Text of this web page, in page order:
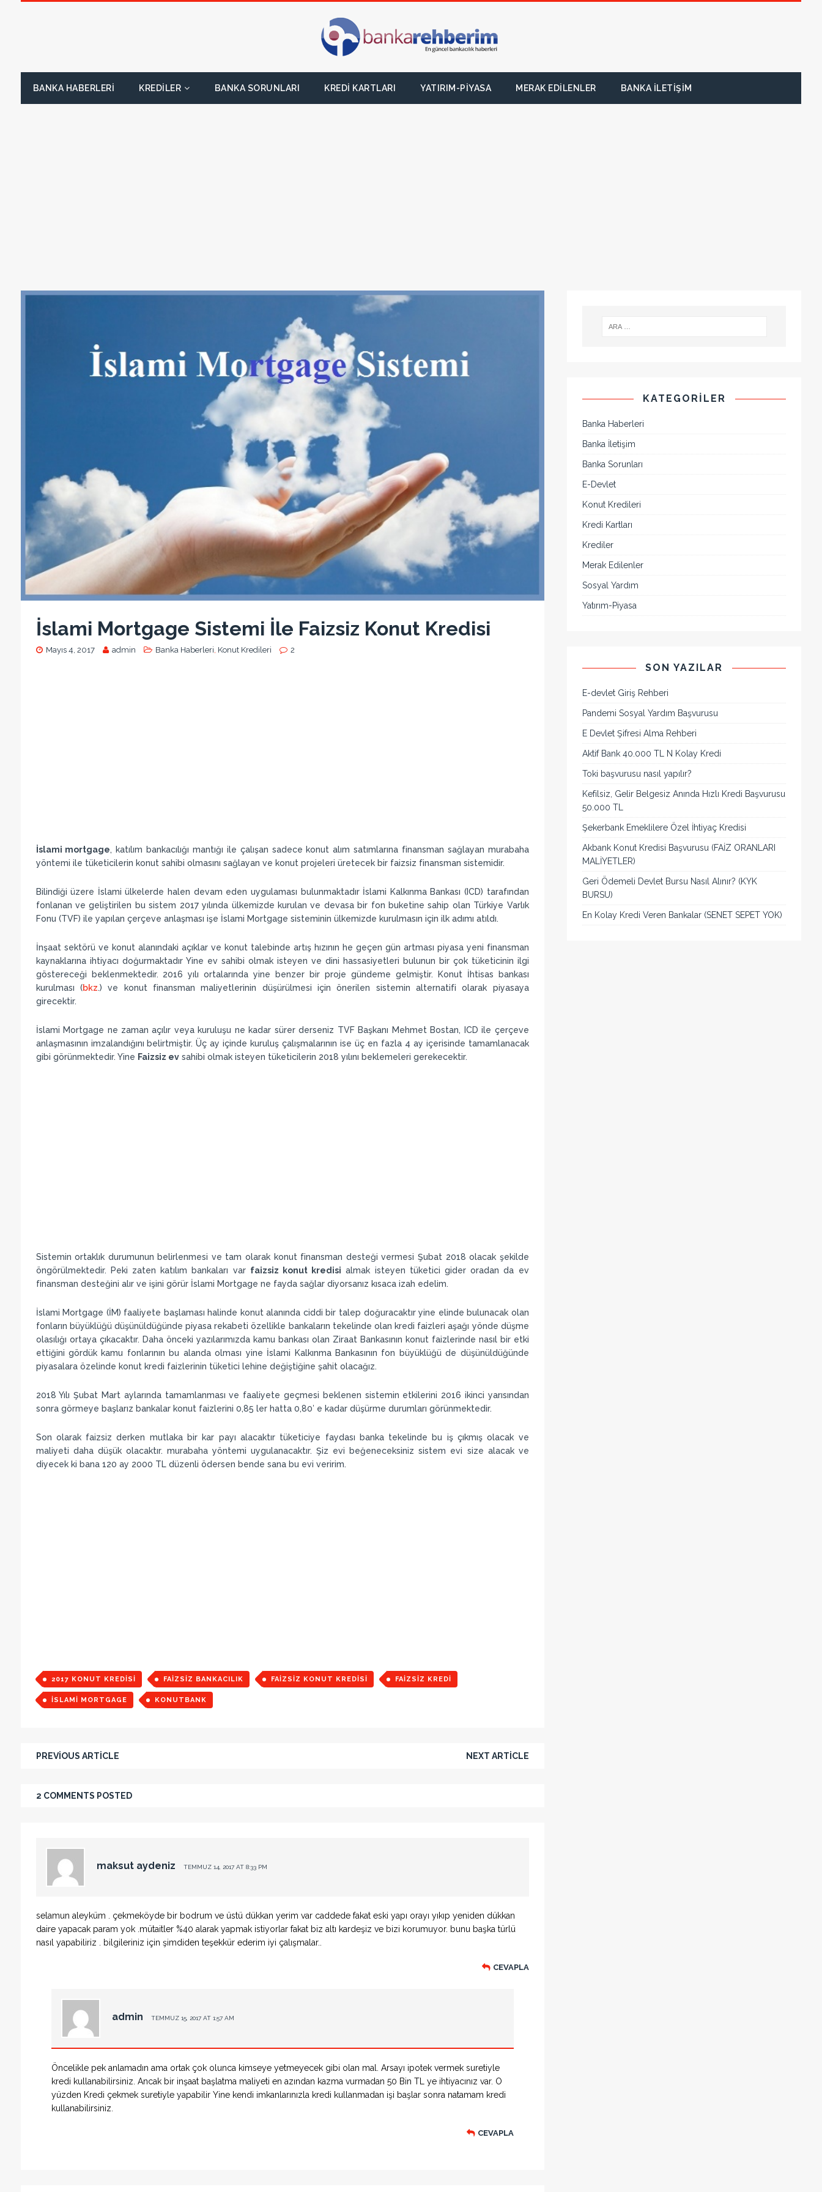
BANKA HABERLERI KREDILER BANKA SORUNLARI KREDI KARTLARI YATIRIM-PIYASA MERAK EDILENLER BANKA İLETIŞIM
İslami Mortgage Sistemi İle Faizsiz Konut Kredisi
Mayıs 4, 2017 admin Banka Haberleri Konut Kredileri 2
İslami mortgage, katılım bankacılığı mantığı ile çalışan sadece konut alım satımlarına finansman sağlayan murabaha
yöntemi ile tüketicilerin konut sahibi olmasını sağlayan ve konut projeleri üretecek bir faizsiz finansman sistemidir.
Bilindiği üzere İslami ülkelerde halen devam eden uygulaması bulunmaktadır İslami Kalkınma Bankası (ICD) tarafından
fonlanan ve geliştirilen bu sistem 2017 yılında ülkemizde kurulan ve devasa bir fon buketine sahip olan Türkiye Varlık
Fonu (TVF) ile yapılan çerçeve anlaşması işe İslami Mortgage sisteminin ülkemizde kurulmasın için ilk adımı atıldı.
İnşaat sektörü ve konut alanındaki açıklar ve konut talebinde artış hızının he geçen gün artması piyasa yeni finansman
kaynaklarına ihtiyacı doğurmaktadır Yine ev sahibi olmak isteyen ve dini hassasiyetleri bulunun bir çok tüketicinin ilgi
göstereceği beklenmektedir. 2016 yılı ortalarında yine benzer bir proje gündeme gelmiştir. Konut İhtisas bankası
kurulması (bkz.) ve konut finansman maliyetlerinin düşürülmesi için önerilen sistemin alternatifi olarak piyasaya
girecektir.
İslami Mortgage ne zaman açılır veya kuruluşu ne kadar sürer derseniz TVF Başkanı Mehmet Bostan, ICD ile çerçeve
anlaşmasının imzalandığını belirtmiştir. Üç ay içinde kuruluş çalışmalarının ise üç en fazla 4 ay içerisinde tamamlanacak
gibi görünmektedir. Yine Faizsiz evsahibi olmak isteyen tüketicilerin 2018 yılını beklemeleri gerekecektir.
Sistemin ortaklık durumunun belirlenmesi ve tam olarak konut finansman desteği vermesi Şubat 2018 olacak şekilde
öngörülmektedir. Peki zaten katılım bankaları var faizsiz konut kredisi almak isteyen tüketici gider oradan da ev
finansman desteğini alır ve işini görür İslami Mortgage ne fayda sağlar diyorsanız kısaca izah edelim.
İslami Mortgage (İM) faaliyete başlaması halinde konut alanında ciddi bir talep doğuracaktır yine elinde bulunacak olan
fonların büyüklüğü düşünüldüğünde piyasa rekabeti özellikle bankaların tekelinde olan kredi faizleri aşağı yönde düşme
olasılığı ortaya çıkacaktır. Daha önceki yazılarımızda kamu bankası olan Ziraat Bankasının konut faizlerinde nasıl bir etki
ettiğini gördük kamu fonlarının bu alanda olması yine İslami Kalkınma Bankasının fon büyüklüğü de düşünüldüğünde
piyasalara özelinde konut kredi faizlerinin tüketici lehine değiştiğine şahit olacağız.
2018 Yılı Şubat Mart aylarında tamamlanması ve faaliyete geçmesi beklenen sistemin etkilerini 2016 ikinci yarısından
sonra görmeye başlarız bankalar konut faizlerini 0,85 ler hatta 0,80′ e kadar düşürme durumları görünmektedir.
Son olarak faizsiz derken mutlaka bir kar payı alacaktır tüketiciye faydası banka tekelinde bu iş çıkmış olacak ve
maliyeti daha düşük olacaktır. murabaha yöntemi uygulanacaktır. Şiz evi beğeneceksiniz sistem evi size alacak ve
diyecek ki bana 120 ay 2000 TL düzenli ödersen bende sana bu evi veririm.
2017 KONUT KREDISI FAIZSIZ BANKACILIK FAIZSIZ KONUT KREDISI FAIZSIZ KREDI
ISLAMI MORTGAGE KONUTBANK
PREVIOUS ARTICLE NEXT ARTICLE
2 COMMENTS POSTED
maksut aydeniz TEMMUZ 14, 2017 AT 8:33 PM
selamun aleyküm . çekmeköyde bir bodrum ve üstü dükkan yerim var caddede fakat eski yapı orayı yıkıp yeniden dükkan
daire yapacak param yok .mütaitler %40 alarak yapmak istiyorlar fakat biz altı kardeşiz ve bizi korumuyor. bunu başka türlü
nasıl yapabiliriz . bilgileriniz için şimdiden teşekkür ederim iyi çalışmalar..
CEVAPLA
admin TEMMUZ 15, 2017 AT 1:57 AM
Öncelikle pek anlamadın ama ortak çok olunca kimseye yetmeyecek gibi olan mal. Arsayı ipotek vermek suretiyle
kredi kullanabilirsiniz. Ancak bir inşaat başlatma maliyeti en azından kazma vurmadan 50 Bin TL ye ihtiyacınız var. O
yüzden Kredi çekmek suretiyle yapabilir Yine kendi imkanlarınızla kredi kullanmadan işi başlar sonra natamam kredi
kullanabilirsiniz.
CEVAPLA
KATEGORILER
Banka Haberleri
Banka İletişim
Banka Sorunları
E-Devlet
Konut Kredileri
Kredi Kartları
Krediler
Merak Edilenler
Sosyal Yardım
Yatırım-Piyasa
SON YAZILAR
E-devlet Giriş Rehberi
Pandemi Sosyal Yardım Başvurusu
E Devlet Şifresi Alma Rehberi
Aktif Bank 40.000 TL N Kolay Kredi
Toki başvurusu nasıl yapılır?
Kefilsiz, Gelir Belgesiz Anında Hızlı Kredi Başvurusu
50.000 TL
Şekerbank Emeklilere Özel İhtiyaç Kredisi
Akbank Konut Kredisi Başvurusu (FAİZ ORANLARI
MALİYETLER)
Geri Ödemeli Devlet Bursu Nasıl Alınır? (KYK
BURSU)
En Kolay Kredi Veren Bankalar (SENET SEPET YOK)